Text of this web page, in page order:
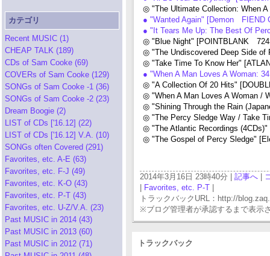
カテゴリ
Recent MUSIC (1)
CHEAP TALK (189)
CDs of Sam Cooke (69)
COVERs of Sam Cooke (129)
SONGs of Sam Cooke -1 (36)
SONGs of Sam Cooke -2 (23)
Dream Boogie (2)
LIST of CDs ['16.12] (22)
LIST of CDs ['16.12] V.A. (10)
SONGs often Covered (291)
Favorites, etc. A-E (63)
Favorites, etc. F-J (49)
Favorites, etc. K-O (43)
Favorites, etc. P-T (43)
Favorites, etc. U-Z/V.A. (23)
Past MUSIC in 2014 (43)
Past MUSIC in 2013 (60)
Past MUSIC in 2012 (71)
◎ "The Ultimate Collection: When
● "Wanted Again" [Demon FIEND
● "It Tears Me Up: The Best Of
◎ "Blue Night" [POINTBLANK
◎ "The Undiscovered Deep Side
◎ "Take Time To Know Her"
● "When A Man Loves A Woman:
◎ "A Collection Of 20 Hits"
◎ "When A Man Loves A Woman /
◎ "Shining Through the Rain
◎ "The Percy Sledge Way / Take
◎ "The Atlantic Recordings
◎ "The Gospel of Percy Sledge"
2014年3月16日 23時40分 | 記事へ
Favorites, etc. P-T
トラックバックURL：http://
※ブログ管理者が承認するまで表示
トラックバック